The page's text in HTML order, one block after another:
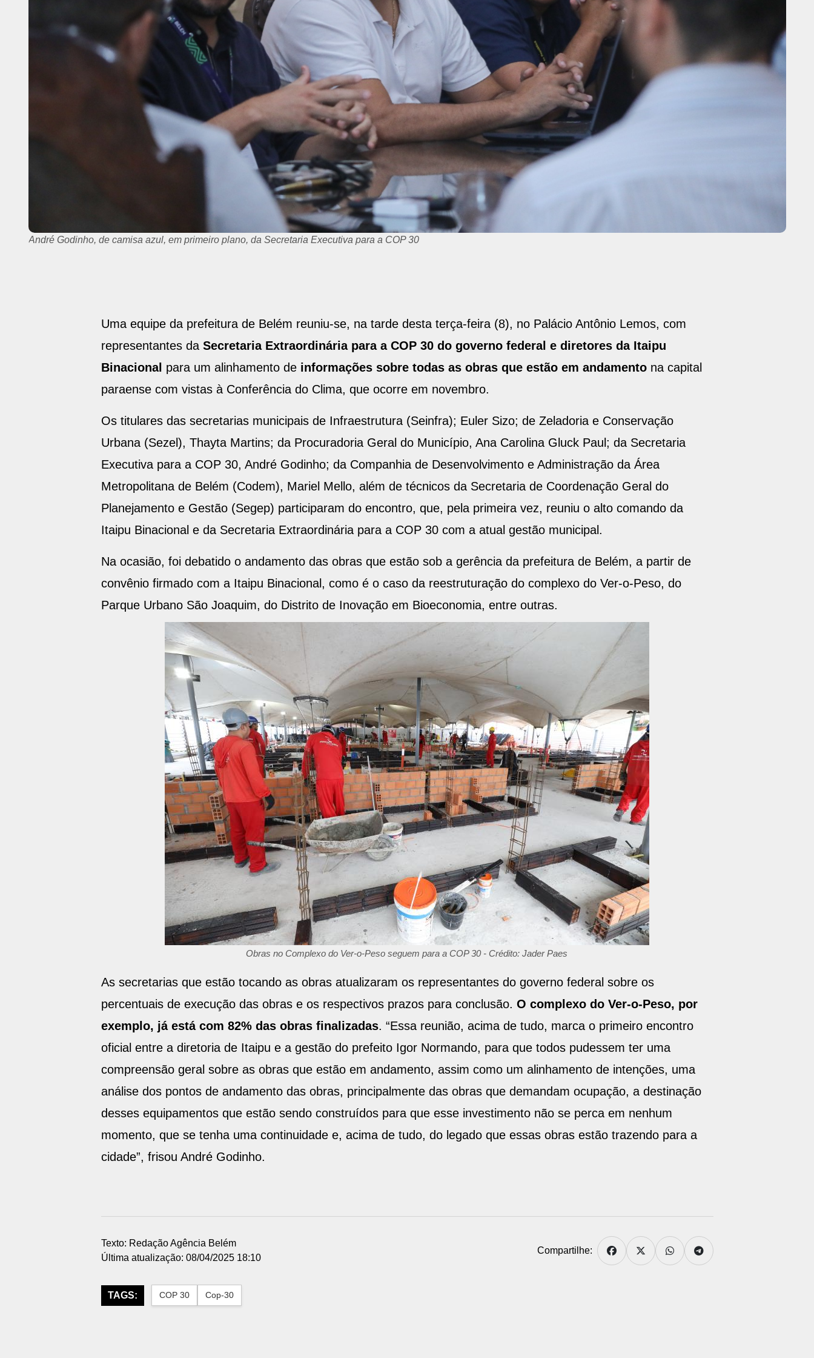
André Godinho, de camisa azul, em primeiro plano, da Secretaria Executiva para a COP 30
Uma equipe da prefeitura de Belém reuniu-se, na tarde desta terça-feira (8), no Palácio Antônio Lemos, com
representantes da Secretaria Extraordinária para a COP 30 do governo federal e diretores da Itaipu
Binacional para um alinhamento de informações sobre todas as obras que estão em andamentona capital
paraense com vistas à Conferência do Clima, que ocorre em novembro.
Os titulares das secretarias municipais de Infraestrutura (Seinfra); Euler Sizo; de Zeladoria e Conservação
Urbana (Sezel), Thayta Martins; da Procuradoria Geral do Município, Ana Carolina Gluck Paul; da Secretaria
Executiva para a COP 30, André Godinho; da Companhia de Desenvolvimento e Administração da Área
Metropolitana de Belém (Codem), Mariel Mello, além de técnicos da Secretaria de Coordenação Geral do
Planejamento e Gestão (Segep) participaram do encontro, que, pela primeira vez, reuniu o alto comando da
Itaipu Binacional e da Secretaria Extraordinária para a COP 30 com a atual gestão municipal.
Na ocasião, foi debatido o andamento das obras que estão sob a gerência da prefeitura de Belém, a partir de
convênio firmado com a Itaipu Binacional, como é o caso da reestruturação do complexo do Ver-o-Peso, do
Parque Urbano São Joaquim, do Distrito de Inovação em Bioeconomia, entre outras.
Obras no Complexo do Ver-o-Peso seguem para a COP 30 - Crédito: Jader Paes
As secretarias que estão tocando as obras atualizaram os representantes do governo federal sobre os
percentuais de execução das obras e os respectivos prazos para conclusão. O complexo do Ver-o-Peso, por
exemplo, já está com 82% das obras finalizadas. “Essa reunião, acima de tudo, marca o primeiro encontro
oficial entre a diretoria de Itaipu e a gestão do prefeito Igor Normando, para que todos pudessem ter uma
compreensão geral sobre as obras que estão em andamento, assim como um alinhamento de intenções, uma
análise dos pontos de andamento das obras, principalmente das obras que demandam ocupação, a destinação
desses equipamentos que estão sendo construídos para que esse investimento não se perca em nenhum
momento, que se tenha uma continuidade e, acima de tudo, do legado que essas obras estão trazendo para a
cidade”, frisou André Godinho.
Texto: Redação Agência Belém
Última atualização: 08/04/2025 18:10
Compartilhe:
TAGS: COP 30 Cop-30